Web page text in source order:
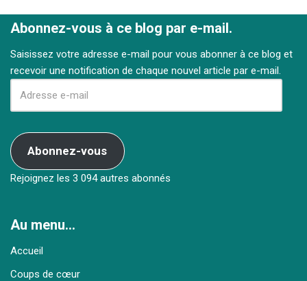
Abonnez-vous à ce blog par e-mail.
Saisissez votre adresse e-mail pour vous abonner à ce blog et
recevoir une notification de chaque nouvel article par e-mail.
Abonnez-vous
Rejoignez les 3 094 autres abonnés
Au menu…
Accueil
Coups de cœur